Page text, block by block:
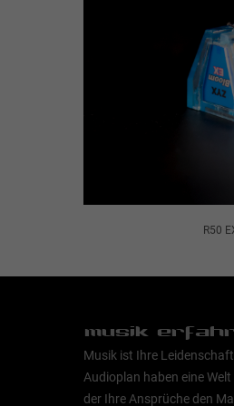
R50
musik
Musik ist Ihre
Audioplan haben eine
der Ihre Ansprüche den